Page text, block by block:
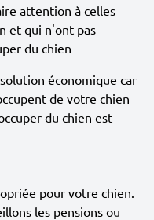
attention à celles
et qui n'ont pas
du chien
économique car
de votre chien
du chien est
pour votre chien.
les pensions ou